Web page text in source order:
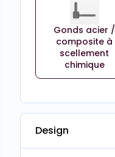
Gonds acier /
composite à
scellement
chimique
Design